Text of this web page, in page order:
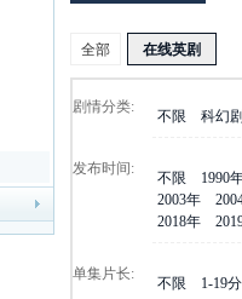
全部 在线英剧
剧情分类:
不限 科幻剧
发布时间:
不限 1990
2003年
2018年
单集片长:
不限 1-19